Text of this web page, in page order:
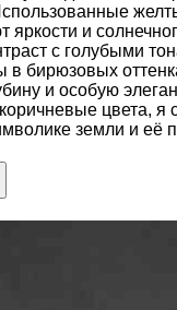
яркости и
с голубыми
в бирюзовых
и особую
цвета, я
земли и её